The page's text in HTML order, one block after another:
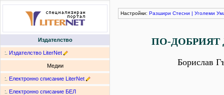
Издателство
:. Издателство LiterNet
Медии
:. Електронно списание LiterNet
:. Електронно списание БЕЛ
Настройки: Разшири Стесни | Уголеми
ПО-ДОБРИЯТ
Борислав